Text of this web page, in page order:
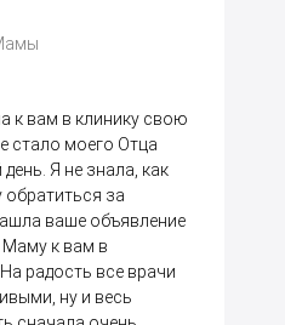
к вам в клинику свою
стало моего Отца
Я не знала, как
обратиться за
ваше объявление
Маму к вам в
радость все врачи
ну и весь